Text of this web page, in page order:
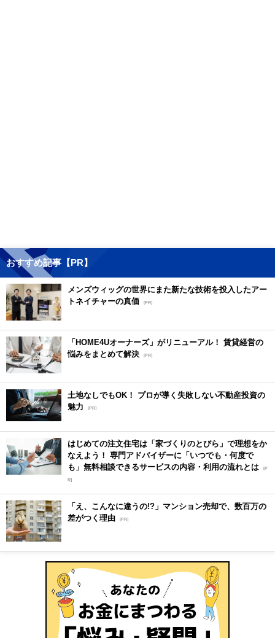
おすすめ記事【PR】
メンズウィッグの世界にまた新たな技術を投入したアー
トネイチャーの真価 [PR]
「HOME4Uオーナーズ」がリニューアル！ 賃貸経営の
悩みをまとめて解決 [PR]
土地なしでもOK！ プロが導く失敗しない不動産投資の
魅力
[PR]
はじめての注文住宅は「家づくりのとびら」で理想をか
なえよう！ 専門アドバイザーに「いつでも・何度で
も」無料相談できるサービスの内容・利用の流れとは [P
R]
「え、こんなに違うの!?」マンション売却で、数百万の
差がつく理由 [PR]